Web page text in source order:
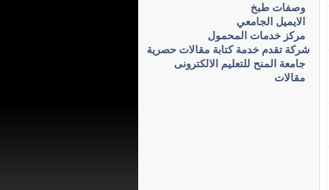
وصفات طبخ
الايميل الجامعي
مركز خدمات المحمول
شركة تقدم خدمة كتابة مقالات حصرية
جامعة المنح للتعليم الالكترونى
مقالات